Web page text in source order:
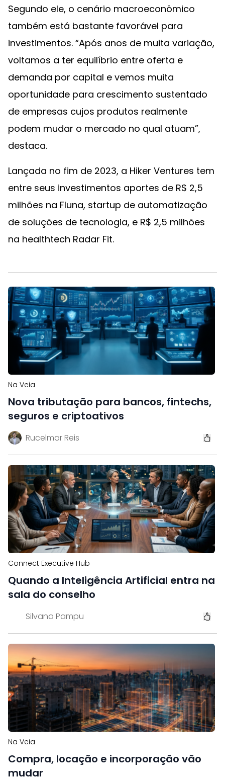
Segundo ele, o cenário macroeconômico
também está bastante favorável para
investimentos. “Após anos de muita variação,
voltamos a ter equilíbrio entre oferta e
demanda por capital e vemos muita
oportunidade para crescimento sustentado
de empresas cujos produtos realmente
podem mudar o mercado no qual atuam”,
destaca.
Lançada no fim de 2023, a Hiker Ventures tem
entre seus investimentos aportes de R$ 2,5
milhões na Fluna, startup de automatização
de soluções de tecnologia, e R$ 2,5 milhões
na healthtech Radar Fit.
Na Veia
Nova tributação para bancos, fintechs,
seguros e criptoativos
Rucelmar Reis
Connect Executive Hub
Quando a Inteligência Artificial entra na
sala do conselho
Silvana Pampu
Na Veia
Compra, locação e incorporação vão
mudar